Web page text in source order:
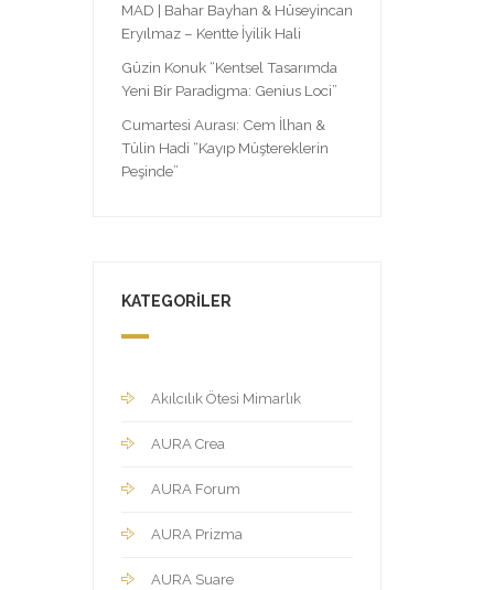
MAD | Bahar Bayhan & Hüseyincan
Eryılmaz – Kentte İyilik Hali
Güzin Konuk “Kentsel Tasarımda
Yeni Bir Paradigma: Genius Loci”
Cumartesi Aurası: Cem İlhan &
Tülin Hadi “Kayıp Müştereklerin
Peşinde”
KATEGORILER
Akılcılık Ötesi Mimarlık
AURA Crea
AURA Forum
AURA Prizma
AURA Suare